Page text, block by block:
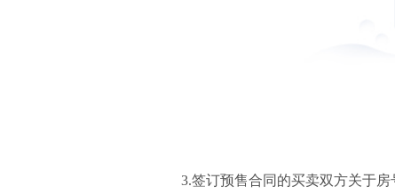
3.签订预售合同的买卖双方关于